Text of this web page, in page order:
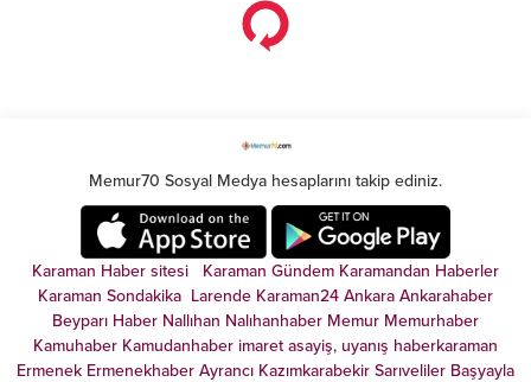
Çalışma ve Sosyal Güvenlik
Bakanlığı'nın mesai saatlerinin
düşürülmesine yönelik
söylemlerinin de temelini enerji
verimliliğinin oluşturduğu ...
23.07.2022 09:00 0
Almanya tutuştu: Az duş alın
Rusya-Ukrayna savaşının küresel
etkileri gün geçtikçe artıyor.
Savaşla beraber Batı ülkelerinin
yaptırımları ve Rusya'nın bu
yaptırımlara karşı ...
02.07.2022 19:00 0